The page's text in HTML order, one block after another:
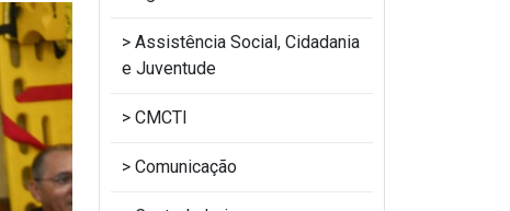
Assistência Social, Cidadania
e Juventude
CMCTI
Comunicação